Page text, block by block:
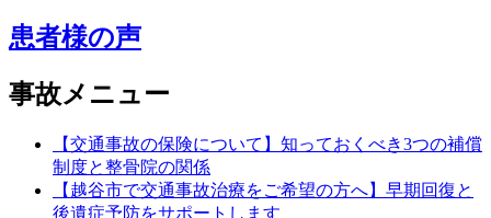
患者様の声
事故メニュー
【交通事故の保険について】知っておくべき3つの補償
制度と整骨院の関係
【越谷市で交通事故治療をご希望の方へ】早期回復と
後遺症予防をサポートします